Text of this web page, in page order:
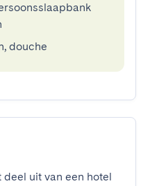
douche
uit van een hotel